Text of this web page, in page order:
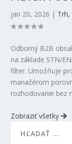
jan 20, 2026 |
Odborný B2B
na základe STN/
filter. Umožňuje
manažérom
rozhodovanie bez
Zobraziť všetky